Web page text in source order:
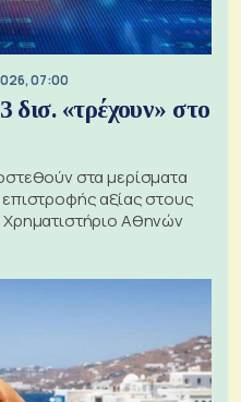
07:00
«τρέχουν» στο
στα μερίσματα
αξίας στους
Αθηνών